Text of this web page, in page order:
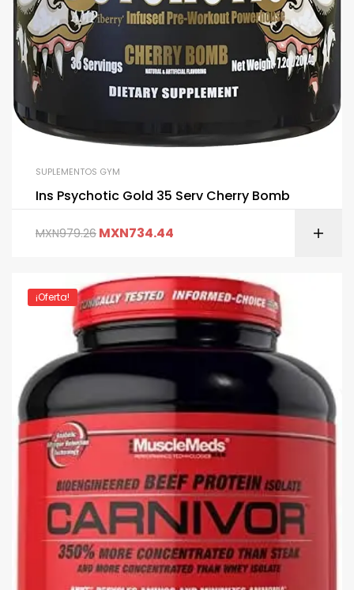
SUPLEMENTOS GYM
Ins Psychotic Gold 35 Serv Cherry Bomb
MXN979.26 MXN734.44
¡Oferta!